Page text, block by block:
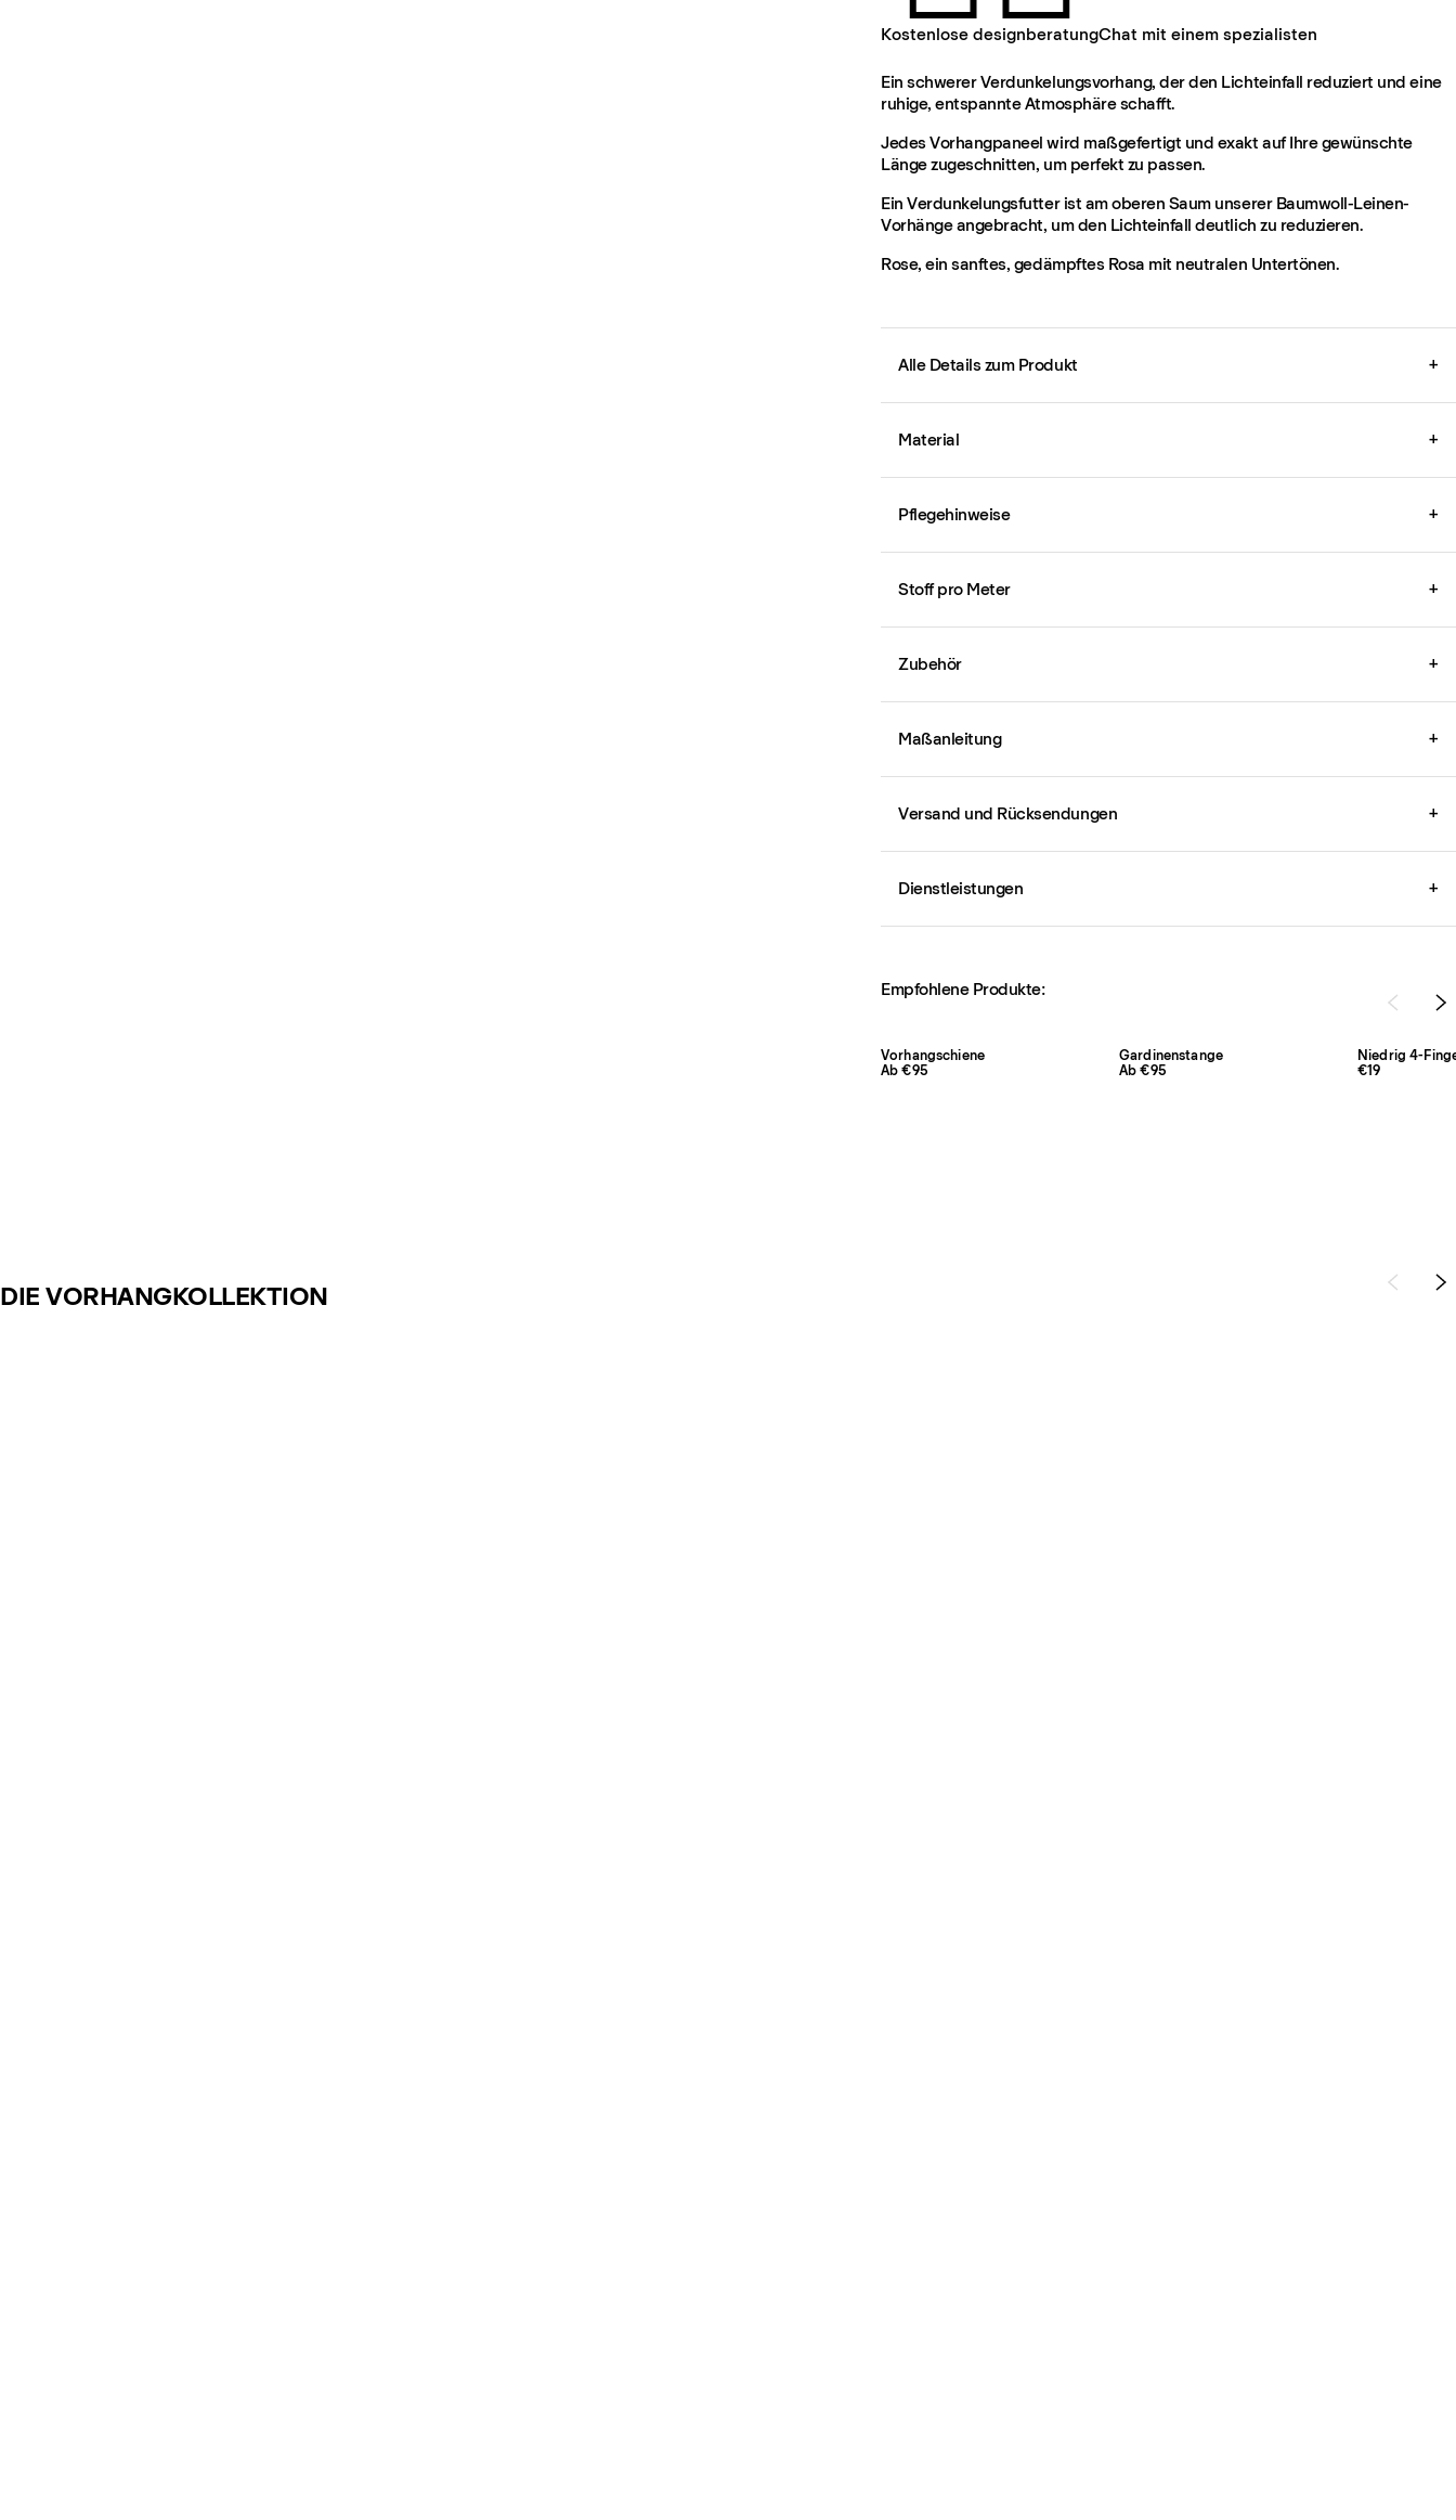
Kostenlose designberatungChat mit einem spezialisten
Ein schwerer Verdunkelungsvorhang, der den Lichteinfall reduziert und eine
ruhige, entspannte Atmosphäre schafft.
Jedes Vorhangpaneel wird maßgefertigt und exakt auf Ihre gewünschte
Länge zugeschnitten, um perfekt zu passen.
Ein Verdunkelungsfutter ist am oberen Saum unserer Baumwoll-Leinen-
Vorhänge angebracht, um den Lichteinfall deutlich zu reduzieren.
Rose, ein sanftes, gedämpftes Rosa mit neutralen Untertönen.
Alle Details zum Produkt +
Material +
Pflegehinweise +
Stoff pro Meter +
Zubehör +
Maßanleitung +
Versand und Rücksendungen +
Dienstleistungen +
Empfohlene Produkte:
Vorhangschiene
Ab €95
Gardinenstange
Ab €95
Niedrig 4-
€19
DIE VORHANGKOLLEKTION